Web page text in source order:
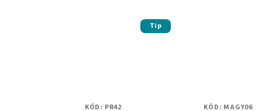
KÓD: PR42
Tip
KÓD: MAGY06